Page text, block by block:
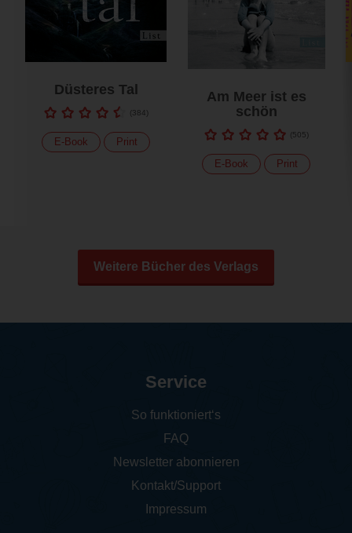
Düsteres Tal
(384
E-Book Print
Am Meer ist es
schön
(505
E-Book Print
Weitere Bücher des Verlags
Service
So funktioniert‘s
FAQ
Newsletter abonnieren
Kontakt/Support
Impressum